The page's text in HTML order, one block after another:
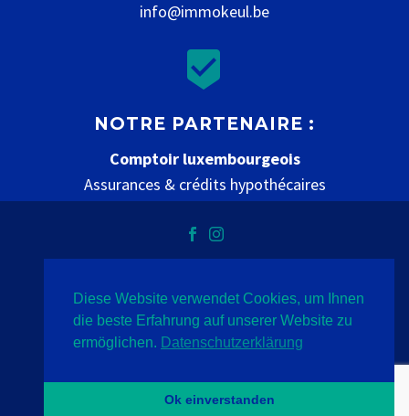
info@immokeul.be


NOTRE PARTENAIRE :
Comptoir luxembourgeois
Assurances & crédits hypothécaires
Datenschutz Impressum Kontakt
2020 © Immo Keul- Indigo
Diese Website verwendet Cookies, um Ihnen
die beste Erfahrung auf unserer Website zu
ermöglichen. Datenschutzerklärung
Ok einverstanden